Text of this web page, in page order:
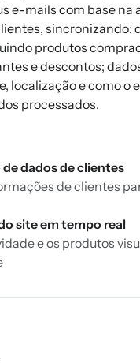
e-mails com base na
sincronizando:
produtos
e descontos;
localização e como o
processados.
dados de clientes
de clientes
site em tempo real
e os produtos